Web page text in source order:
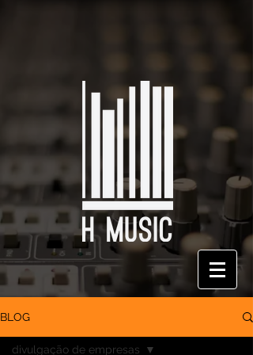
BLOG
divulgação de empresas